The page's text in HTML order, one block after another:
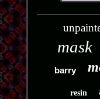
mask
barry
resin